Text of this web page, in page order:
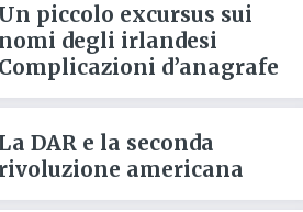
Un piccolo excursus sui
nomi degli irlandesi
Complicazioni d’anagrafe
La DAR e la seconda
rivoluzione americana